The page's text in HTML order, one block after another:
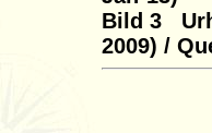
Bild 3
2009) /